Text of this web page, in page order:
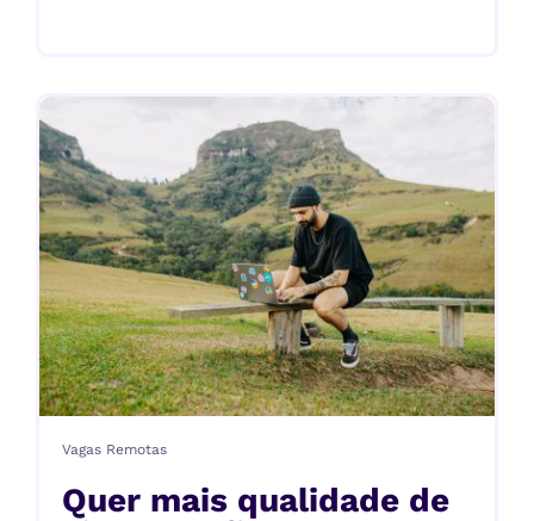
Vagas Remotas
Quer mais qualidade de